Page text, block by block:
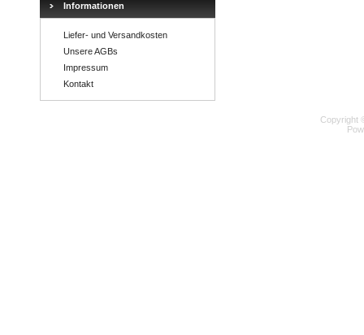
Informationen
Liefer- und Versandkosten
Unsere AGBs
Impressum
Kontakt
Copyright